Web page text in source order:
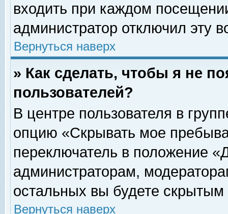
входить при каждом
администратор отключил эту
Вернуться наверх
» Как сделать, чтобы я не
пользователей?
В центре пользователя в
опцию «Скрывать мое
переключатель в положение
администраторам,
остальных вы будете скрытым
Вернуться наверх